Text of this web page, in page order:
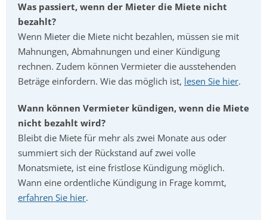
Was passiert, wenn der Mieter die Miete nicht
bezahlt?
Wenn Mieter die Miete nicht bezahlen, müssen sie mit
Mahnungen, Abmahnungen und einer Kündigung
rechnen. Zudem können Vermieter die ausstehenden
Beträge einfordern. Wie das möglich ist, lesen Sie hier.
Wann können Vermieter kündigen, wenn die Miete
nicht bezahlt wird?
Bleibt die Miete für mehr als zwei Monate aus oder
summiert sich der Rückstand auf zwei volle
Monatsmiete, ist eine fristlose Kündigung möglich.
Wann eine ordentliche Kündigung in Frage kommt,
erfahren Sie hier.